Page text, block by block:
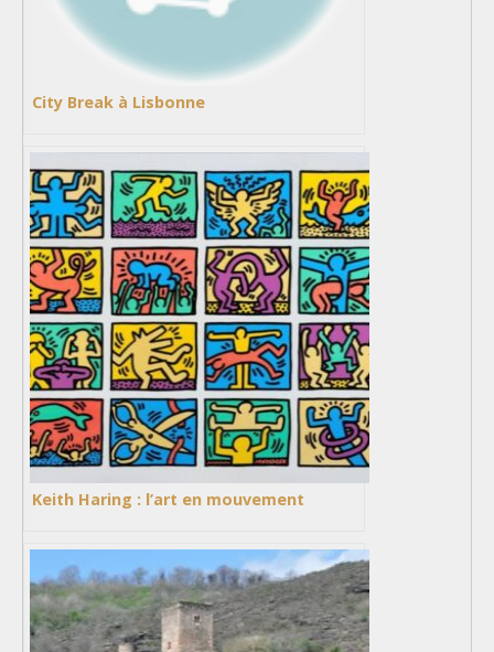
City Break à Lisbonne
Keith Haring : l’art en mouvement